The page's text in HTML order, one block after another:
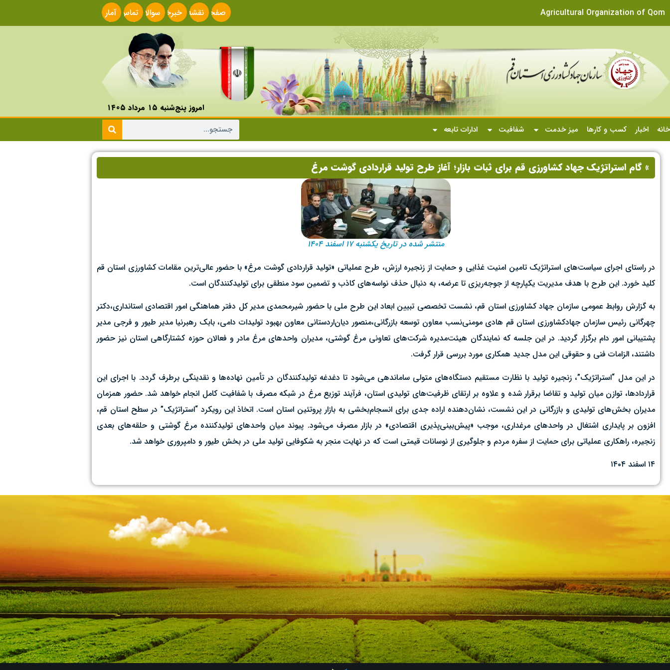
Agricultural Organization of Qom
صفحه
اصلی
نقشه
سایت
خبرخوانسوالات
متداول
تماس
با ما
آمار
سایت
امروز پنج‌شنبه ۱۵ مرداد ۱۴۰۵
خانه
اخبار کسب و کارها میز خدمت شفافیت ادارات تابعه
» گام استراتژیک جهاد کشاورزی قم برای ثبات بازار؛ آغاز طرح تولید قراردادی گوشت مرغ
منتشر شده در تاریخ یکشنبه ۱۷ اسفند ۱۴۰۴
در راستای اجرای سیاست‌های استراتژیک تامین امنیت غذایی و حمایت از زنجیره ارزش، طرح عملیاتی «تولید قراردادی گوشت مرغ» با حضور عالی‌ترین مقامات کشاورزی استان قم
کلید خورد. این طرح با هدف مدیریت یکپارچه از جوجه‌ریزی تا عرضه، به دنبال حذف نواسه‌های کاذب و تضمین سود منطقی برای تولیدکنندگان است.
به گزارش روابط عمومی سازمان جهاد کشاورزی استان قم، نشست تخصصی تبیین ابعاد این طرح ملی با حضور شیرمحمدی مدیر کل دفتر هماهنگی امور اقتصادی استانداری،دکتر
چهرگانی رئیس سازمان جهادکشاورزی استان قم هادی مومنی‌نسب معاون توسعه بازرگانی،منصور دیان‌اردستانی معاون بهبود تولیدات دامی، بابک رهبرنیا مدیر طیور و فرجی مدیر
پشتیبانی امور دام برگزار گردید. در این جلسه که نمایندگان هیئت‌مدیره شرکت‌های تعاونی مرغ گوشتی، مدیران واحدهای مرغ مادر و فعالان حوزه کشتارگاهی استان نیز حضور
داشتند، الزامات فنی و حقوقی این مدل جدید همکاری مورد بررسی قرار گرفت.
در این مدل “استراتژیک”، زنجیره تولید با نظارت مستقیم دستگاه‌های متولی ساماندهی می‌شود تا دغدغه تولیدکنندگان در تأمین نهاده‌ها و نقدینگی برطرف گردد. با اجرای این
قراردادها، توازن میان تولید و تقاضا برقرار شده و علاوه بر ارتقای ظرفیت‌های تولیدی استان، فرآیند توزیع مرغ در شبکه مصرف با شفافیت کامل انجام خواهد شد. حضور همزمان
مدیران بخش‌های تولیدی و بازرگانی در این نشست، نشان‌دهنده اراده جدی برای انسجام‌بخشی به بازار پروتئین استان است. اتخاذ این رویکرد “استراتژیک” در سطح استان قم،
افزون بر پایداری اشتغال در واحدهای مرغداری، موجب «پیش‌بینی‌پذیری اقتصادی» در بازار مصرف می‌شود. پیوند میان واحدهای تولیدکننده مرغ گوشتی و حلقه‌های بعدی
زنجیره، راهکاری عملیاتی برای حمایت از سفره مردم و جلوگیری از نوسانات قیمتی است که در نهایت منجر به شکوفایی تولید ملی در بخش طیور و دامپروری خواهد شد.
۱۴ اسفند ۱۴۰۴